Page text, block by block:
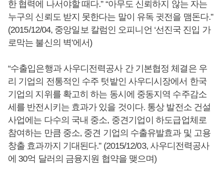
한 협력에 나서야할 때다.” “아무도 신뢰하지 않는 자는
누구의 신뢰도 받지 못한다는 말이 유독 귓전을 맴돈다.”
(2015/12/04, 중앙일보 칼럼인 오피니언 ‘선진국 진입 가
로막는 불신의 벽’에서)
“수출입은행과 사우디전력공사 간 기본협정 체결은 우
리 기업의 전통적인 수주 텃밭인 사우디시장에서 한국
기업의 지위를 확고히 하는 동시에 중동지역 수주감소
세를 반전시키는 효과가 있을 것이다. 통상 발전소 건설
사업에는 다수의 국내 중소, 중견기업이 하도급업체로
참여하는 만큼 중소, 중견 기업의 수출유발효과 및 고용
창출 효과까지 기대된다.” (2015/12/03, 사우디전력공사
에 30억 달러의 금융지원 협약을 맺으며)